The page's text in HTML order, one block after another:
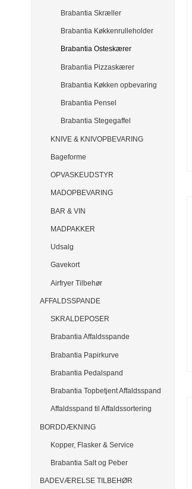
Brabantia Skræller
Brabantia Køkkenrulleholder
Brabantia Osteskærer
Brabantia Pizzaskærer
Brabantia Køkken opbevaring
Brabantia Pensel
Brabantia Stegegaffel
KNIVE & KNIVOPBEVARING
Bageforme
OPVASKEUDSTYR
MADOPBEVARING
BAR & VIN
MADPAKKER
Udsalg
Gavekort
Airfryer Tilbehør
AFFALDSSPANDE
SKRALDEPOSER
Brabantia Affaldsspande
Brabantia Papirkurve
Brabantia Pedalspand
Brabantia Topbetjent Affaldsspand
Affaldsspand til Affaldssortering
BORDDÆKNING
Kopper, Flasker & Service
Brabantia Salt og Peber
BADEVÆRELSE TILBEHØR